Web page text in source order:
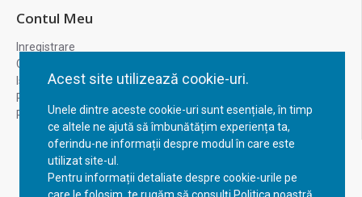
Acest site utilizează cookie-uri.
Unele dintre aceste cookie-uri sunt esențiale, în timp
ce altele ne ajută să îmbunătățim experiența ta,
oferindu-ne informații despre modul în care este
utilizat site-ul.
Pentru informații detaliate despre cookie-urile pe
Contul Meu
Inregistrare
Contul meu
Istoric comenzi
Recuperare parola
Returnare produs